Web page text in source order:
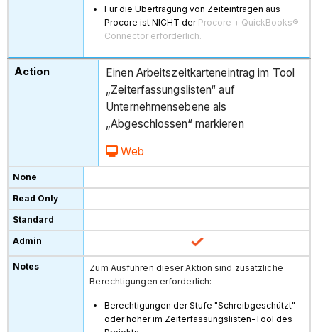
Für die Übertragung von Zeiteinträgen aus
Procore ist NICHT der Procore + QuickBooks®
Connector erforderlich.
Einen Arbeitszeitkarteneintrag im Tool
„Zeiterfassungslisten“ auf
Unternehmensebene als
„Abgeschlossen“ markieren
Web
Zum Ausführen dieser Aktion sind zusätzliche
Berechtigungen erforderlich:
Berechtigungen der Stufe "Schreibgeschützt"
oder höher im Zeiterfassungslisten-Tool des